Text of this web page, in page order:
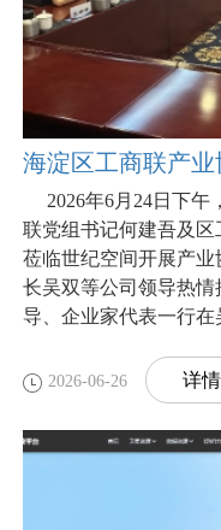
海淀区工商联产
2026年6月24日下午
联党组书记何建吾及
莅临世纪空间开展产
长吴双等公司领导热
导、企业家代表一行
2026-06-26 详情